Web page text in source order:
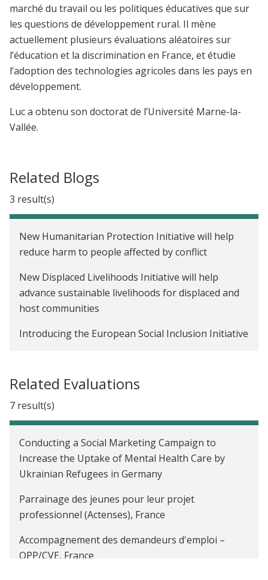
marché du travail ou les politiques éducatives que sur
les questions de développement rural. Il mène
actuellement plusieurs évaluations aléatoires sur
l’éducation et la discrimination en France, et étudie
l’adoption des technologies agricoles dans les pays en
développement.
Luc a obtenu son doctorat de l’Université Marne-la-
Vallée.
Related Blogs
3 result(s)
New Humanitarian Protection Initiative will help
reduce harm to people affected by conflict
New Displaced Livelihoods Initiative will help
advance sustainable livelihoods for displaced and
host communities
Introducing the European Social Inclusion Initiative
Related Evaluations
7 result(s)
Conducting a Social Marketing Campaign to
Increase the Uptake of Mental Health Care by
Ukrainian Refugees in Germany
Parrainage des jeunes pour leur projet
professionnel (Actenses), France
Accompagnement des demandeurs d'emploi –
OPP/CVE, France